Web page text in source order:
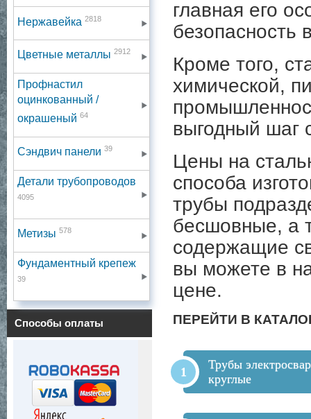
Нержавейка 2818
Цветные металлы 2912
Профнастил
оцинкованный /
окрашеный 64
Сэндвич панели 39
Детали трубопроводов
4095
Метизы 578
Фундаментный крепеж
39
Способы оплаты
главная его
безопасность
Кроме того,
химической,
выгодный шаг
Цены на
способа
трубы
бесшовные, а
содержащие
вы можете в
цене.
ПЕРЕЙТИ В
Трубы
круглые